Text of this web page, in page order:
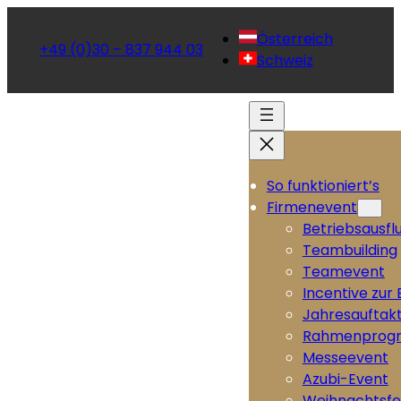
+49 (0)30 – 837 944 03
Österreich
Schweiz
So funktioniert’s
Firmenevent
Teambuilding
Teamevent
Incentive zur
Messeevent
Azubi-Event